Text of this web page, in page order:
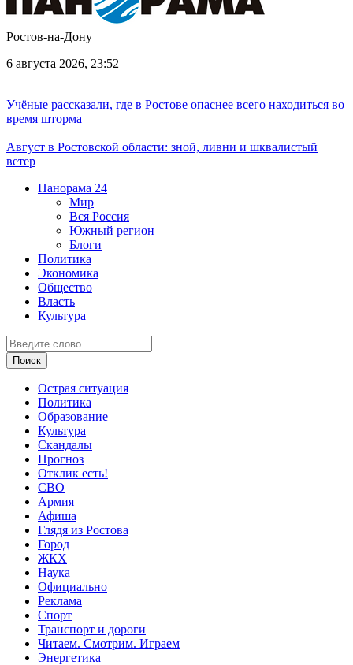
Ростов-на-Дону
6 августа 2026, 23:52
Учёные рассказали, где в Ростове опаснее всего находиться во
время шторма
Август в Ростовской области: зной, ливни и шквалистый
ветер
Панорама 24
Мир
Вся Россия
Южный регион
Блоги
Политика
Экономика
Общество
Власть
Культура
Острая ситуация
Политика
Образование
Культура
Скандалы
Прогноз
Отклик есть!
СВО
Армия
Афиша
Глядя из Ростова
Город
ЖКХ
Наука
Официально
Реклама
Спорт
Транспорт и дороги
Читаем. Смотрим. Играем
Энергетика